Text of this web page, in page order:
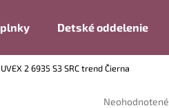
Detské oddelenie
2 6935 S3 SRC trend Čierna
Priemerné
Neohodnotené